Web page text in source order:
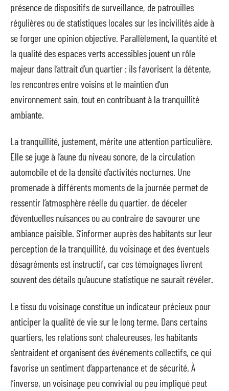
présence de dispositifs de surveillance, de patrouilles
régulières ou de statistiques locales sur les incivilités aide à
se forger une opinion objective. Parallèlement, la quantité et
la qualité des espaces verts accessibles jouent un rôle
majeur dans l’attrait d’un quartier : ils favorisent la détente,
les rencontres entre voisins et le maintien d’un
environnement sain, tout en contribuant à la tranquillité
ambiante.
La tranquillité, justement, mérite une attention particulière.
Elle se juge à l’aune du niveau sonore, de la circulation
automobile et de la densité d’activités nocturnes. Une
promenade à différents moments de la journée permet de
ressentir l’atmosphère réelle du quartier, de déceler
d’éventuelles nuisances ou au contraire de savourer une
ambiance paisible. S’informer auprès des habitants sur leur
perception de la tranquillité, du voisinage et des éventuels
désagréments est instructif, car ces témoignages livrent
souvent des détails qu’aucune statistique ne saurait révéler.
Le tissu du voisinage constitue un indicateur précieux pour
anticiper la qualité de vie sur le long terme. Dans certains
quartiers, les relations sont chaleureuses, les habitants
s’entraident et organisent des événements collectifs, ce qui
favorise un sentiment d’appartenance et de sécurité. À
l’inverse, un voisinage peu convivial ou peu impliqué peut